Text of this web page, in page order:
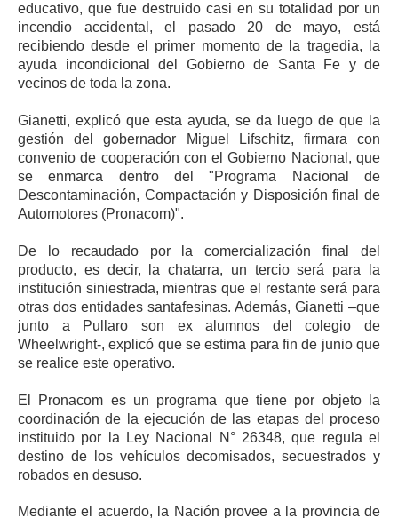
educativo, que fue destruido casi en su totalidad por un
incendio accidental, el pasado 20 de mayo, está
recibiendo desde el primer momento de la tragedia, la
ayuda incondicional del Gobierno de Santa Fe y de
vecinos de toda la zona.
Gianetti, explicó que esta ayuda, se da luego de que la
gestión del gobernador Miguel Lifschitz, firmara con
convenio de cooperación con el Gobierno Nacional, que
se enmarca dentro del "Programa Nacional de
Descontaminación, Compactación y Disposición final de
Automotores (Pronacom)".
De lo recaudado por la comercialización final del
producto, es decir, la chatarra, un tercio será para la
institución siniestrada, mientras que el restante será para
otras dos entidades santafesinas. Además, Gianetti –que
junto a Pullaro son ex alumnos del colegio de
Wheelwright-, explicó que se estima para fin de junio que
se realice este operativo.
El Pronacom es un programa que tiene por objeto la
coordinación de la ejecución de las etapas del proceso
instituido por la Ley Nacional N° 26348, que regula el
destino de los vehículos decomisados, secuestrados y
robados en desuso.
Mediante el acuerdo, la Nación provee a la provincia de